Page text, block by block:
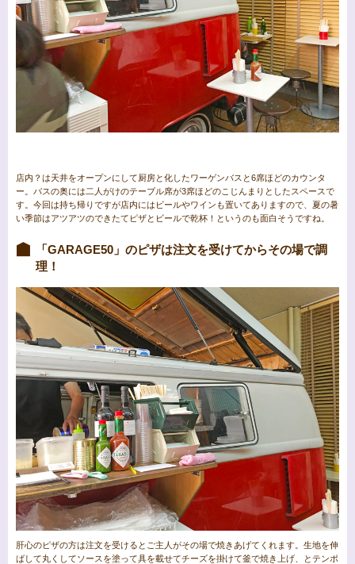
店内？は天井をオープンにして厨房と化したワーゲンバスと6席ほどのカウンタ
ー。バスの奥には二人がけのテーブル席が3席ほどのこじんまりとしたスペースで
す。今回は持ち帰りですが店内にはビールやワインも置いてありますので、夏の暑
い季節はアツアツのできたてピザとビールで乾杯！というのも面白そうですね。
「GARAGE50」のピザは注文を受けてからその場で調
理！
肝心のピザの方は注文を受けるとご主人がその場で焼きあげてくれます。生地を伸
ばして丸くしてソースを塗って具を載せてチーズを掛けて釜で焼き上げ、とテンポ